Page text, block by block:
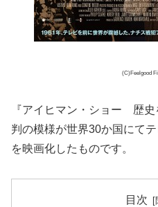
(C)Feelgood
『アイヒマン・ショー 歴
判の模様が世界30か国にて
を映画化したものです。
目次